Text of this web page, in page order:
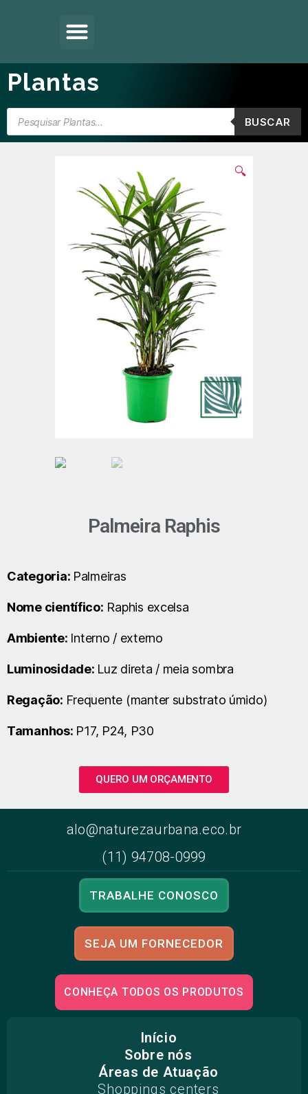
Plantas
BUSCAR
🔍
Palmeira Raphis
Categoria: Palmeiras
Nome científico: Raphis excelsa
Ambiente: Interno / externo
Luminosidade: Luz direta / meia sombra
Regação: Frequente (manter substrato úmido)
Tamanhos: P17, P24, P30
QUERO UM ORÇAMENTO
alo@naturezaurbana.eco.br
(11) 94708-0999
TRABALHE CONOSCO
SEJA UM FORNECEDOR
CONHEÇA TODOS OS PRODUTOS
Início
Sobre nós
Áreas de Atuação
Shoppings centers